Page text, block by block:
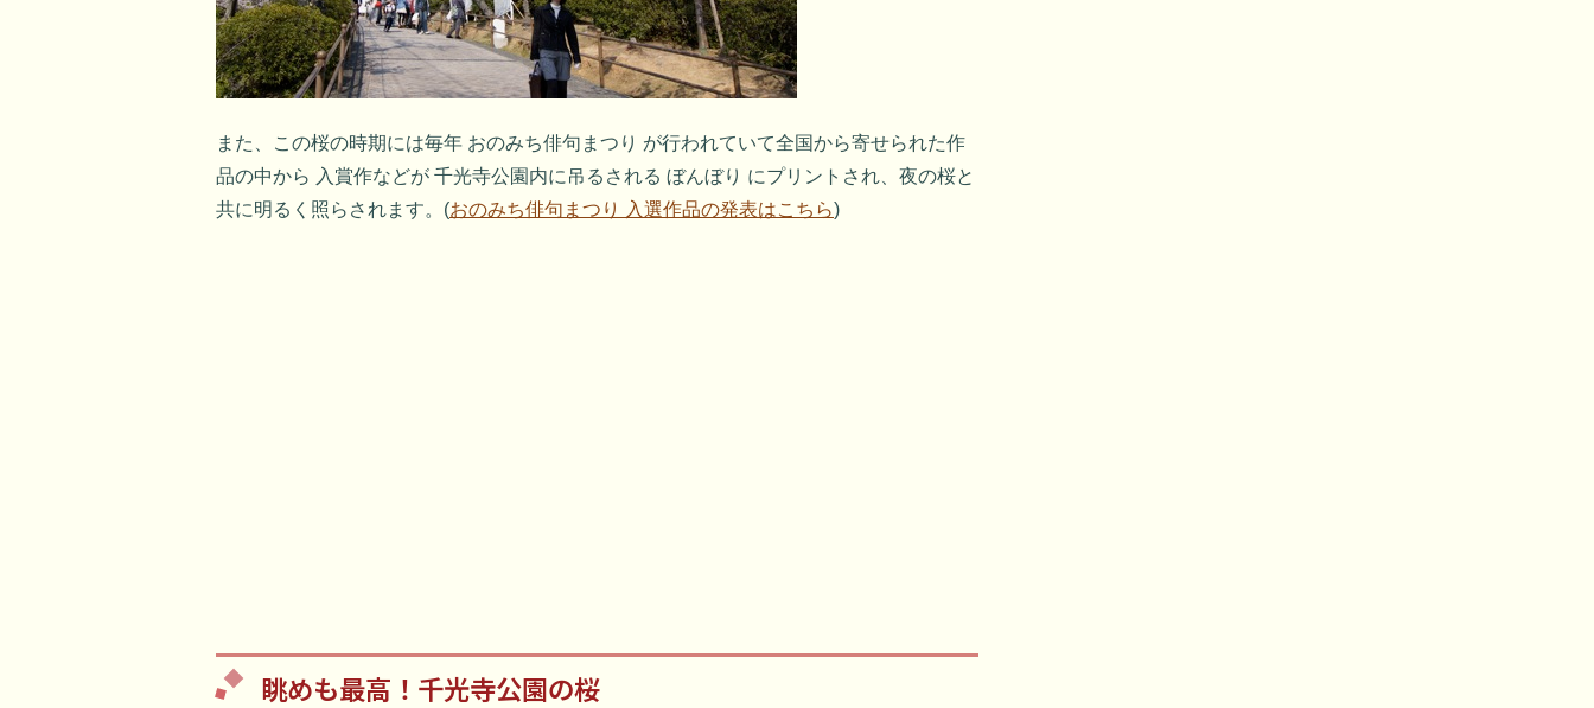
また、この桜の時期には毎年 おのみち俳句まつり が行われていて全国から寄せられた作
品の中から 入賞作などが 千光寺公園内に吊るされる ぼんぼり にプリントされ、夜の桜と
共に明るく照らされます。(おのみち俳句まつり 入選作品の発表はこちら)
眺めも最高！千光寺公園の桜